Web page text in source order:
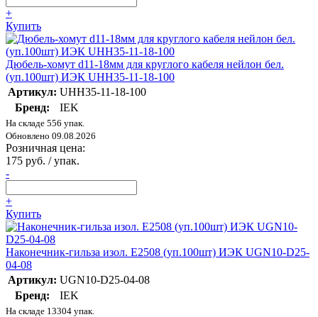
+
Купить
Дюбель-хомут d11-18мм для круглого кабеля нейлон бел.
(уп.100шт) ИЭК UHH35-11-18-100
Артикул: UHH35-11-18-100
Бренд:
IEK
На складе 556 упак.
Обновлено 09.08.2026
Розничная цена:
175 руб. / упак.
-
+
Купить
Наконечник-гильза изол. Е2508 (уп.100шт) ИЭК UGN10-D25-
04-08
Артикул: UGN10-D25-04-08
Бренд:
IEK
На складе 13304 упак.